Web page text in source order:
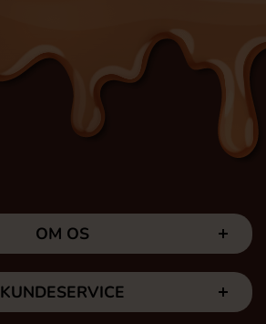
OM OS
KUNDESERVICE